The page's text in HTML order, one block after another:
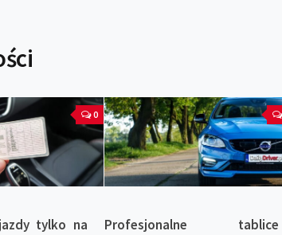
0
tylko na
Profesjonalne tablice